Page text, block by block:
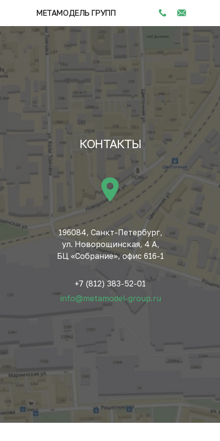
МЕТАМОДЕЛЬ ГРУПП
КОНТАКТЫ
info@metamodel-group.ru
+7 (812) 383-52-01
196084, Санкт-Петербург,
ул. Новорощинская, 4 А,
БЦ «Собрание», офис 616-1